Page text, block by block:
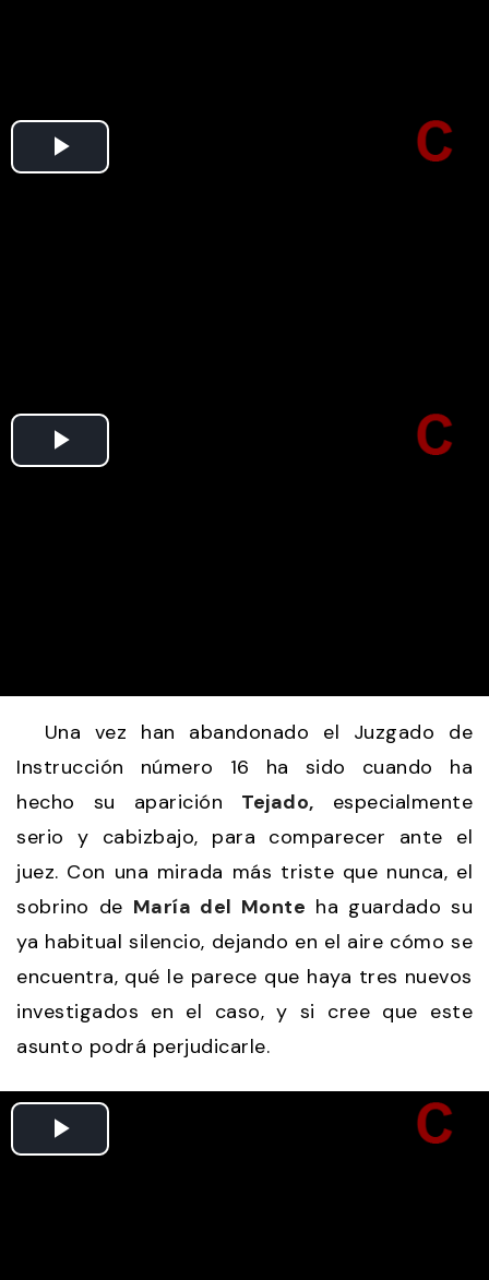
Una vez han abandonado el Juzgado de
Instrucción número 16 ha sido cuando ha
hecho su aparición Tejado, especialmente
serio y cabizbajo, para comparecer ante el
juez. Con una mirada más triste que nunca, el
sobrino de María del Monte ha guardado su
ya habitual silencio, dejando en el aire cómo se
encuentra, qué le parece que haya tres nuevos
investigados en el caso, y si cree que este
asunto podrá perjudicarle.